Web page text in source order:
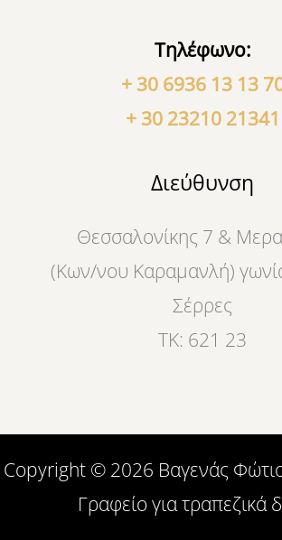
Τηλέφωνο:
+ 30 6936 13 13
+ 30 23210 21341
Διεύθυνση
Θεσσαλονίκης 7 &
(Κων/νου Καραμανλή)
Σέρρες
ΤΚ: 621 23
Copyright © 2026 Βαγενάς
Γραφείο για τραπεζικά